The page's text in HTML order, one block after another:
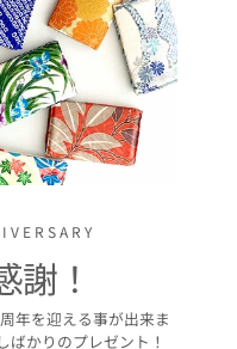
謝！
年を迎える事が出来ま
ばかりのプレゼント！